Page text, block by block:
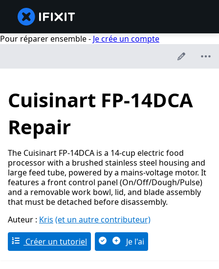
Pour réparer ensemble - Je crée un compte
Cuisinart FP-14DCA
Repair
The Cuisinart FP‑14DCA is a 14-cup electric food
processor with a brushed stainless steel housing and
large feed tube, powered by a mains-voltage motor. It
features a front control panel (On/Off/Dough/Pulse)
and a removable work bowl, lid, and blade assembly
that must be detached before disassembly.
Auteur : Kris (et un autre contributeur)
Créer un tutoriel Je l'ai